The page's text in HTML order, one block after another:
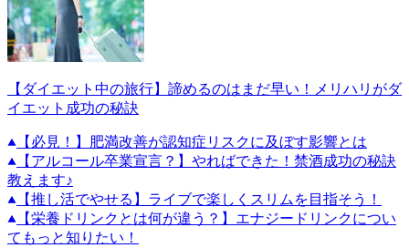
【ダイエット中の旅行】諦めるのはまだ早い！メリハリがダ
イエット成功の秘訣
【必見！】肥満改善が認知症リスクに及ぼす影響とは
【アルコール卒業宣言？】やればできた！禁酒成功の秘訣
教えます♪
【推し活でやせる】ライブで楽しくスリムを目指そう！
【栄養ドリンクとは何が違う？】エナジードリンクについ
てもっと知りたい！